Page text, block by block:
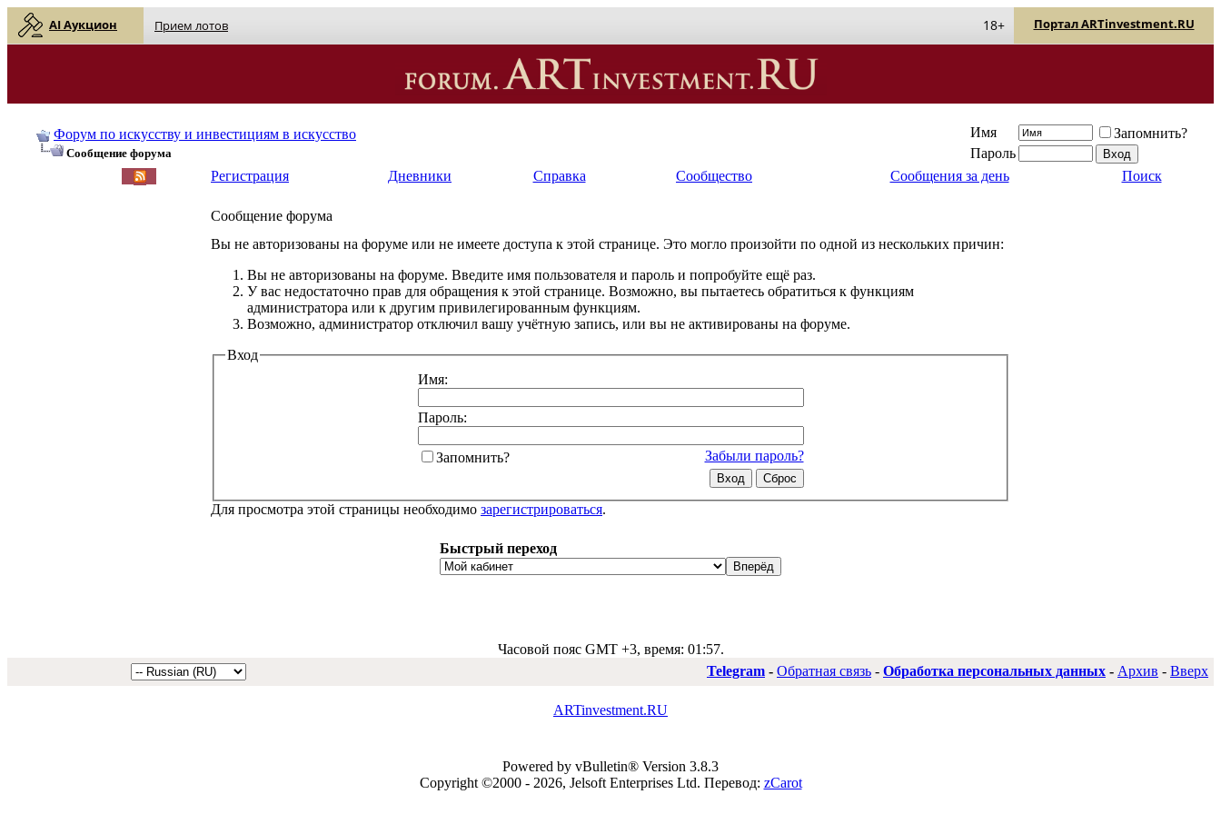
AI Аукцион Прием лотов Портал ARTinvestment.RU
18+
Форум по искусству и инвестициям в искусство
Сообщение форума
Имя
Запомнить?
Пароль
Регистрация
Дневники Справка Сообщество Сообщения за день Поиск
Сообщение форума
Вы не авторизованы на форуме или не имеете доступа к этой странице. Это могло произойти по одной из нескольких причин:
Вы не авторизованы на форуме. Введите имя пользователя и пароль и попробуйте ещё раз.
У вас недостаточно прав для обращения к этой странице. Возможно, вы пытаетесь обратиться к функциям
администратора или к другим привилегированным функциям.
Возможно, администратор отключил вашу учётную запись, или вы не активированы на форуме.
Вход
Имя:
Пароль:
Забыли пароль?
Запомнить?
Для просмотра этой страницы необходимо зарегистрироваться.
Быстрый переход
Часовой пояс GMT +3, время: 01:57.
Telegram - Обратная связь - Обработка персональных данных - Архив - Вверх
ARTinvestment.RU
Powered by vBulletin® Version 3.8.3
Copyright ©2000 - 2026, Jelsoft Enterprises Ltd. Перевод: zCarot